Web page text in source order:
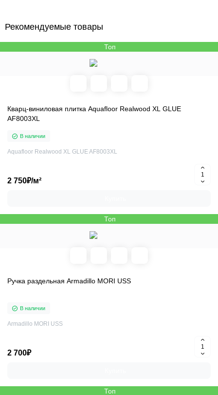
Рекомендуемые товары
Топ
Кварц-виниловая плитка Aquafloor Realwood XL GLUE
AF8003XL
В наличии
Aquafloor Realwood XL GLUE AF8003XL
2 750₽/м²
Топ
Ручка раздельная Armadillo MORI USS
В наличии
Armadillo MORI USS
2 700₽
Топ